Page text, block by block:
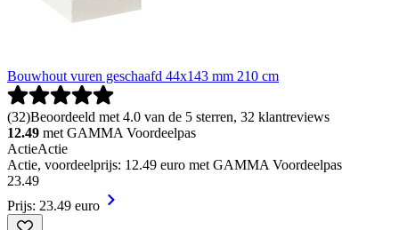
Bouwhout vuren geschaafd 44x143 mm 210 cm
(32)Beoordeeld met 4.0 van de 5 sterren, 32 klantreviews
12.49 met GAMMA Voordeelpas
ActieActie
Actie, voordeelprijs: 12.49 euro met GAMMA Voordeelpas
23.49
Prijs: 23.49 euro